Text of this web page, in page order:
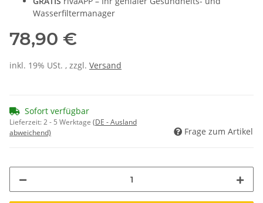
Wasserfiltermanager
78,90 €
inkl. 19% USt. , zzgl. Versand
Sofort verfügbar
Lieferzeit:2 - 5 Werktage (DE - Ausland
abweichend)
Frage zum Artikel